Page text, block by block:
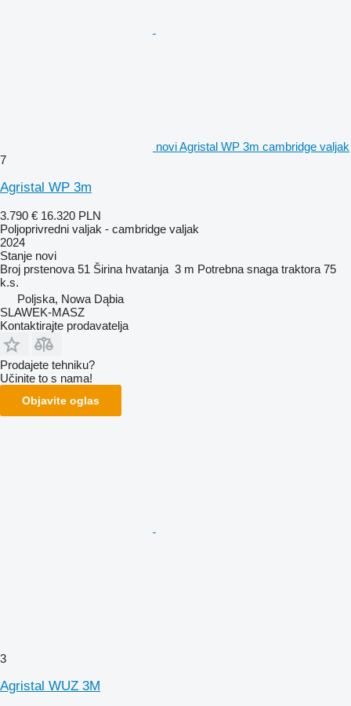
novi Agristal WP 3m cambridge valjak
7
Agristal WP 3m
3.790 € 16.320 PLN
Poljoprivredni valjak - cambridge valjak
2024
Stanje novi
Broj prstenova 51 Širina hvatanja 3 m Potrebna snaga traktora 75
k.s.
Poljska, Nowa Dąbia
SLAWEK-MASZ
Kontaktirajte prodavatelja
Prodajete tehniku?
Učinite to s nama!
Objavite oglas
3
Agristal WUZ 3M